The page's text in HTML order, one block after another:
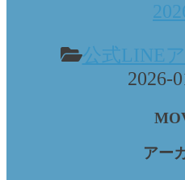
公式LINE
2026-
アー